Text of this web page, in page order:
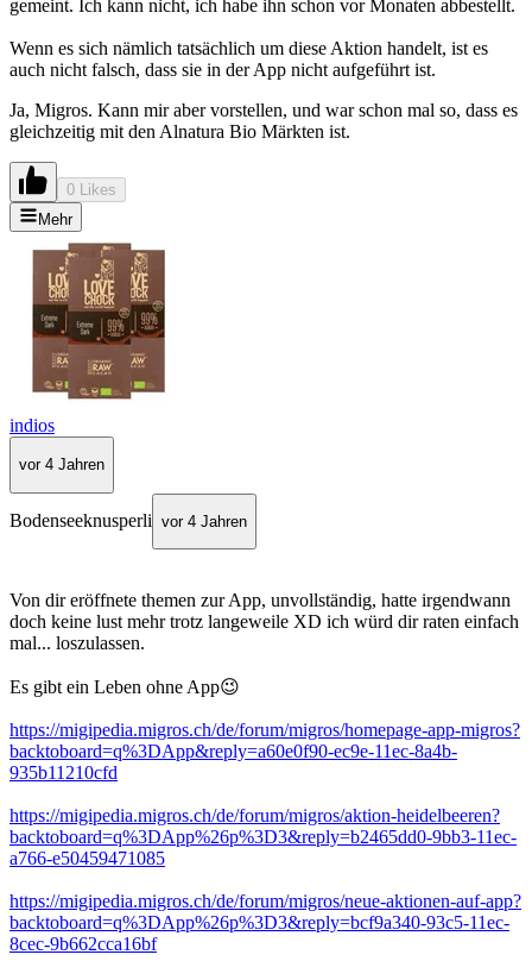
gemeint. Ich kann nicht, ich habe ihn schon vor Monaten abbestellt.
Wenn es sich nämlich tatsächlich um diese Aktion handelt, ist es
auch nicht falsch, dass sie in der App nicht aufgeführt ist.
Ja, Migros. Kann mir aber vorstellen, und war schon mal so, dass es
gleichzeitig mit den Alnatura Bio Märkten ist.
0 Likes
Mehr
indios
vor 4 Jahren
Bodenseeknusperli vor 4 Jahren
Von dir eröffnete themen zur App, unvollständig, hatte irgendwann
doch keine lust mehr trotz langeweile XD ich würd dir raten einfach
mal... loszulassen.
Es gibt ein Leben ohne App😉
https://migipedia.migros.ch/de/forum/migros/homepage-app-migros?
backtoboard=q%3DApp&reply=a60e0f90-ec9e-11ec-8a4b-
935b11210cfd
https://migipedia.migros.ch/de/forum/migros/aktion-heidelbeeren?
backtoboard=q%3DApp%26p%3D3&reply=b2465dd0-9bb3-11ec-
a766-e50459471085
https://migipedia.migros.ch/de/forum/migros/neue-aktionen-auf-app?
backtoboard=q%3DApp%26p%3D3&reply=bcf9a340-93c5-11ec-
8cec-9b662cca16bf